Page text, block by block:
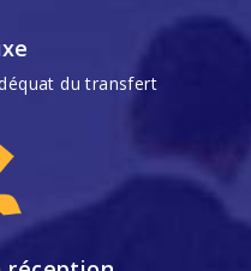
du transfert